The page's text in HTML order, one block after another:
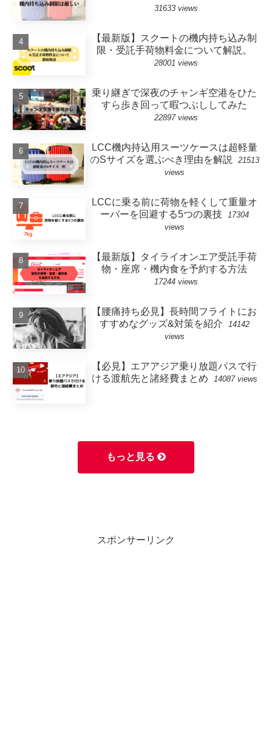
31633 views
【最新版】スクートの機内持ち込み制
限・受託手荷物料金について解説。
28001 views
乗り継ぎで深夜のチャンギ空港をひた
すら歩き回って暇つぶししてみた
22897 views
LCC機内持込用スーツケースは超軽量
のSサイズを選ぶべき理由を解説
21513
views
LCCに乗る前に荷物を軽くして重量オ
ーバーを回避する5つの裏技
17304
views
【最新版】タイライオンエア受託手荷
物・座席・機内食を予約する方法
17244 views
【腰痛持ち必見】長時間フライトにお
すすめなグッズ&対策を紹介
14142
views
【必見】エアアジア乗り放題パスで行
ける渡航先と諸経費まとめ
14087 views
もっと見る
スポンサーリンク